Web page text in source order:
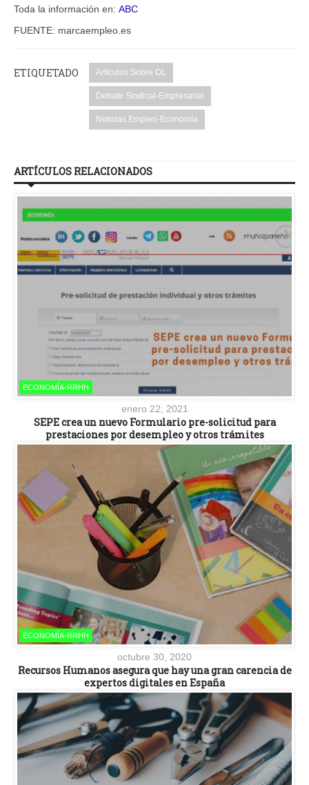
Toda la información en: ABC
FUENTE: marcaempleo.es
ETIQUETADO Artículos Sobre OL
Debate Sindical-Empresarial
Noticias Empleo-Economía
ARTÍCULOS RELACIONADOS
ECONOMÍA-RRHH
enero 22, 2021
SEPE crea un nuevo Formulario pre-solicitud para
prestaciones por desempleo y otros trámites
ECONOMÍA-RRHH
octubre 30, 2020
Recursos Humanos asegura que hay una gran carencia de
expertos digitales en España